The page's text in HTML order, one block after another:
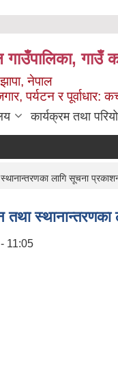
गाउँ
नेपाल
पर्यटन र
कार्यक्रम तथा
लागि सूचना
तथा
11:05